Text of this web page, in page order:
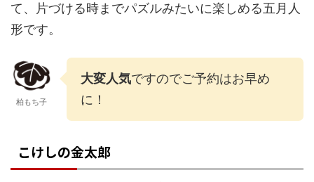
て、片づける時までパズルみたいに楽しめる五月人
形です。
柏もち子
大変人気ですのでご予約はお早め
に！
こけしの金太郎